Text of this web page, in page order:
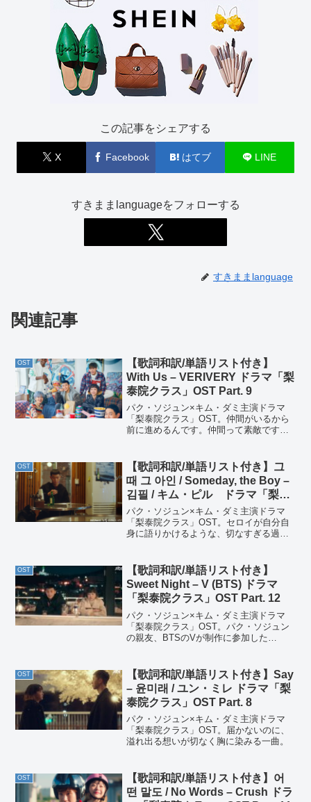
この記事をシェアする
X Facebook はてブ LINE
すきままlanguageをフォローする
すきままlanguage
関連記事
OST
【歌詞和訳/単語リスト付き】
With Us – VERIVERY ドラマ「梨
泰院クラス」OST Part. 9
パク・ソジュン×キム・ダミ主演ドラマ
「梨泰院クラス」OST。仲間がいるから
前に進めるんです。仲間って素敵です
OST
【歌詞和訳/単語リスト付き】그
때 그 아인 / Someday, the Boy –
김필 / キム・ピル ドラマ「梨泰
院クラス」OST Part. 6
パク・ソジュン×キム・ダミ主演ドラマ
「梨泰院クラス」OST。セロイが自分自
身に語りかけるような、切なすぎる過去
OST
【歌詞和訳/単語リスト付き】
Sweet Night – V (BTS) ドラマ
「梨泰院クラス」OST Part. 12
パク・ソジュン×キム・ダミ主演ドラマ
「梨泰院クラス」OST。パク・ソジュン
の親友、BTSのVが制作に参加した
OST
【歌詞和訳/単語リスト付き】Say
– 윤미래 / ユン・ミレ ドラマ「梨
泰院クラス」OST Part. 8
パク・ソジュン×キム・ダミ主演ドラマ
「梨泰院クラス」OST。届かないのに、
溢れ出る想いが切なく胸に染みる一曲。
OST
【歌詞和訳/単語リスト付き】어
떤 말도 / No Words – Crush ドラ